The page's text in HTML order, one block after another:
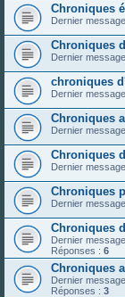
Chroniques
Dernier
Chroniques
Dernier
chroniques
Dernier
Chroniques
Dernier
Chroniques
Dernier
Chroniques
Dernier
Chroniques
Dernier
Réponses : 6
Chroniques
Dernier
Réponses : 3